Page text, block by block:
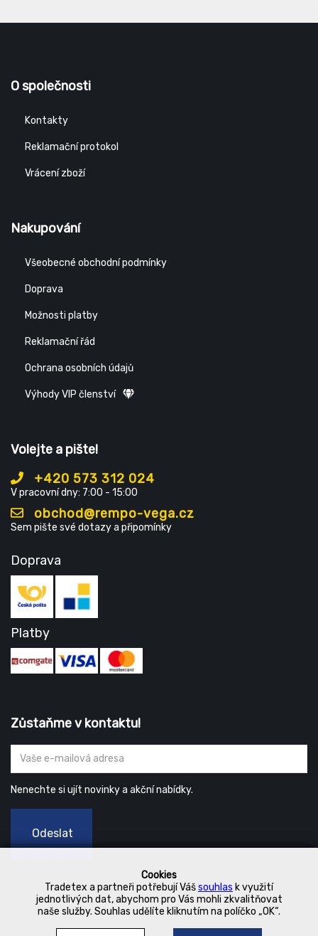
Cookies
Tradetex a partneři potřebují Vášsouhlas k využití
jednotlivých dat, abychom pro Vás mohli zkvalitňovat
naše služby. Souhlas udělíte kliknutím na políčko „OK“.
O společnosti
Kontakty
Reklamační protokol
Vrácení zboží
Nakupování
Všeobecné obchodní podmínky
Doprava
Možnosti platby
Reklamační řád
Ochrana osobních údajů
Výhody VIP členství
Volejte a pište!
+420 573 312 024
V pracovní dny: 7:00 - 15:00
obchod@rempo-vega.cz
Sem pište své dotazy a připomínky
Doprava
Platby
Zůstaňme v kontaktu!
Nenechte si ujít novinky a akční nabídky.
Odeslat